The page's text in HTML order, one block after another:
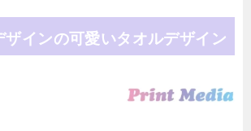
ザインの可愛いタオルデザイン